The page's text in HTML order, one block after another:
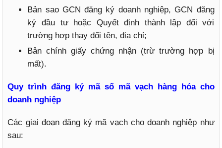
Bản sao GCN đăng ký doanh nghiệp, GCN đăng
ký đầu tư hoặc Quyết định thành lập đối với
trường hợp thay đổi tên, địa chỉ;
Bản chính giấy chứng nhận (trừ trường hợp bị
mất).
Quy trình đăng ký mã số mã vạch hàng hóa cho
doanh nghiệp
Các giai đoạn đăng ký mã vạch cho doanh nghiệp như
sau: